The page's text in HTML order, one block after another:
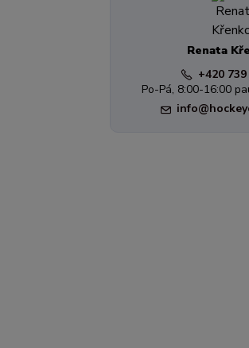
Renata
+420
Po-Pá, 8:00-16:00